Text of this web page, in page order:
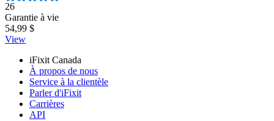
Nombre d'avis :
26
Garantie à vie
54,99 $
View
iFixit Canada
À propos de nous
Service à la clientèle
Parler d'iFixit
Carrières
API